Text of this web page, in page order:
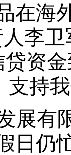
在海
李
资
支持
展有
日仍